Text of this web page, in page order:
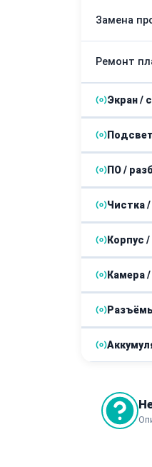
Замена
Ремонт
Экран /
Замена
Замена
Замена
Замена
ПО /
Чистка /
Чистка и
Корпус
Ремонт
Камера
Замена
Замена